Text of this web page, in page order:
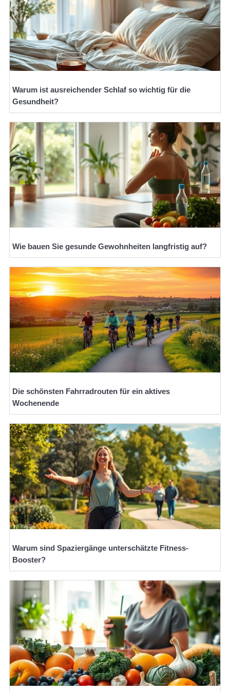
Warum ist ausreichender Schlaf so wichtig für die
Gesundheit?
Wie bauen Sie gesunde Gewohnheiten langfristig auf?
Die schönsten Fahrradrouten für ein aktives
Wochenende
Warum sind Spaziergänge unterschätzte Fitness-
Booster?